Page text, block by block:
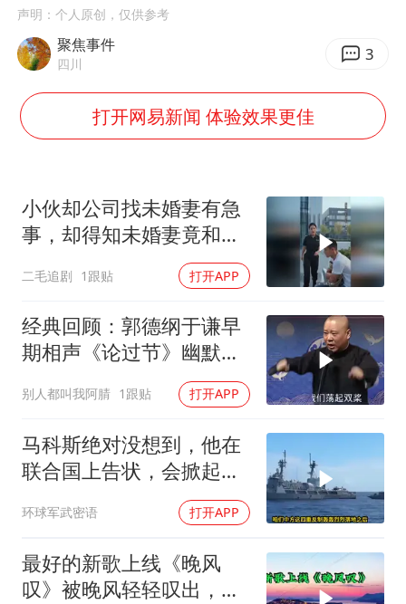
《披荆斩棘》阵容官宣
泰国：高度重视中国游客旅游体验
白海豚或提早3小时登陆
《龙餐馆》 冲奖
蒯曼挺进WTT横滨冠军赛女单四强
武契奇会见泽连斯基有何意图
声明：个人原创，仅供参考
聚焦事件
四川 3
打开网易新闻 体验效果更佳
小伙却公司找未婚妻有急
事，却得知未婚妻竟和别
二毛追剧 1跟贴 打开APP
经典回顾：郭德纲于谦早
期相声《论过节》幽默风
别人都叫我阿腈 1跟贴 打开APP
马科斯绝对没想到，他在
联合国上告状，会掀起中
环球军武密语 打开APP
最好的新歌上线《晚风
叹》被晚风轻轻叹出，散